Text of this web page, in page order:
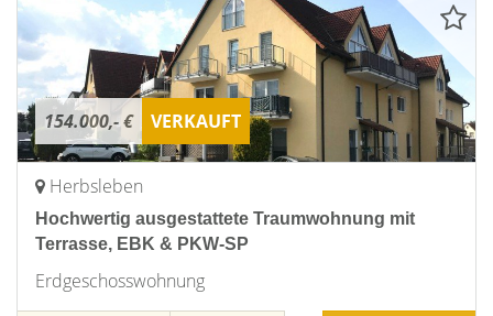
154.000,- € VERKAUFT
Herbsleben
Hochwertig ausgestattete Traumwohnung mit
Terrasse, EBK & PKW-SP
Erdgeschosswohnung